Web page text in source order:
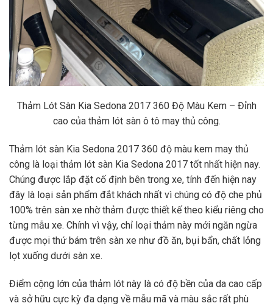
Thảm Lót Sàn Kia Sedona 2017 360 Độ Màu Kem – Đỉnh
cao của thảm lót sàn ô tô may thủ công.
Thảm lót sàn Kia Sedona 2017 360 độ màu kem may thủ
công là loại thảm lót sàn Kia Sedona 2017 tốt nhất hiện nay.
Chúng được lắp đặt cố định bên trong xe, tính đến hiện nay
đây là loại sản phẩm đắt khách nhất vì chúng có độ che phủ
100% trên sàn xe nhờ thảm được thiết kế theo kiểu riêng cho
từng mẫu xe. Chính vì vậy, chỉ loại thảm này mới ngăn ngừa
được mọi thứ bám trên sàn xe như đồ ăn, bụi bẩn, chất lỏng
lọt xuống dưới sàn xe.
Điểm cộng lớn của thảm lót này là có độ bền của da cao cấp
và sở hữu cực kỳ đa dạng về mẫu mã và màu sắc rất phù